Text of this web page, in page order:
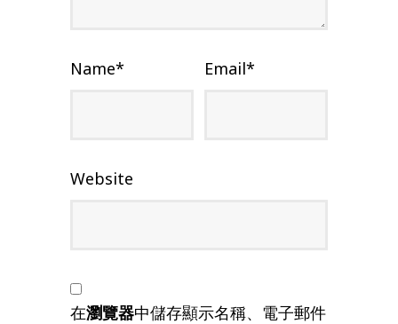
Name* Email*
Website
在瀏覽器中儲存顯示名稱、電子郵件